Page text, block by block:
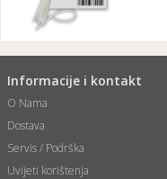
Informacije i kontakt
O Nama
Dostava
Servis / Podrška
Uvijeti korištenja